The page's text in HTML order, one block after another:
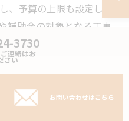
、予算の上限も設定して
補助金の対象となる工事
所や業者に確認しておく
助金対象外の製品を選ん
不可になるケースがある
3730
連絡はお
さい
お問い合わせはこちら